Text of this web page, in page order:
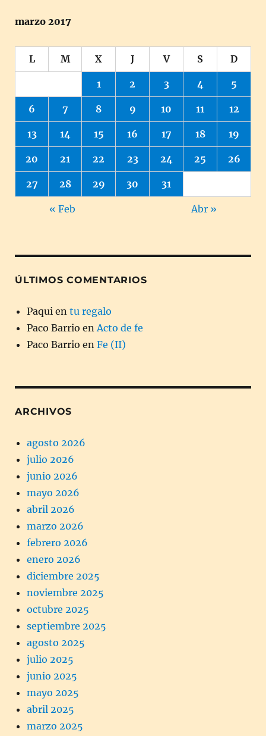
marzo 2017
L M X J V S D
1 2 3 4 5
6 7 8 9 10 11 12
13 14 15 16 17 18 19
20 21 22 23 24 25 26
27 28 29 30 31
« Feb Abr »
ÚLTIMOS COMENTARIOS
Paqui en tu regalo
Paco Barrio enActo de fe
Paco Barrio en Fe (II)
ARCHIVOS
agosto 2026
julio 2026
junio 2026
mayo 2026
abril 2026
marzo 2026
febrero 2026
enero 2026
diciembre 2025
noviembre 2025
octubre 2025
septiembre 2025
agosto 2025
julio 2025
junio 2025
mayo 2025
abril 2025
marzo 2025